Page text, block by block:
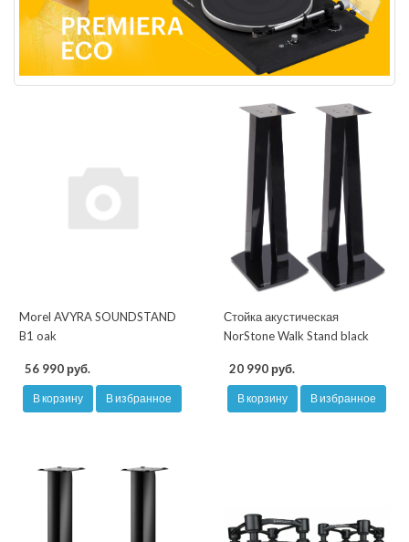
Morel AVYRA SOUNDSTAND
B1 oak
56 990 руб.
В корзину В избранное
Стойка акустическая
NorStone Walk Stand black
20 990 руб.
В корзину В избранное